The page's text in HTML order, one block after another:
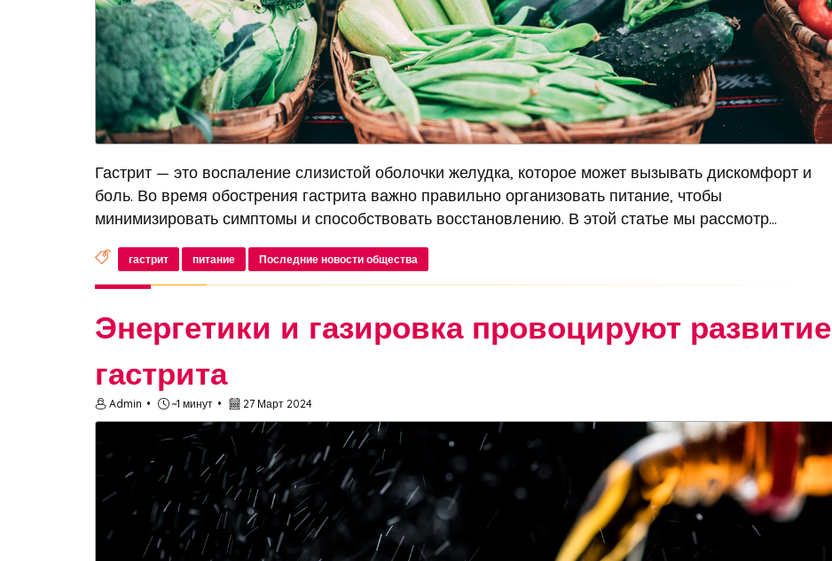
Гастрит — это воспаление слизистой оболочки желудка, которое может вызывать дискомфорт и
боль. Во время обострения гастрита важно правильно организовать питание, чтобы
минимизировать симптомы и способствовать восстановлению. В этой статье мы рассмотр...
гастрит питание Последние новости общества
Энергетики и газировка провоцируют развитие
гастрита
Admin ~1 минут 27 Март 2024